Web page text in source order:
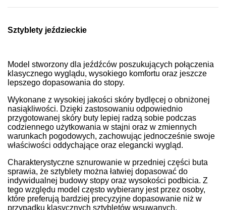
Sztyblety jeździeckie
Model stworzony dla jeźdźców poszukujących połączenia
klasycznego wyglądu, wysokiego komfortu oraz jeszcze
lepszego dopasowania do stopy.
Wykonane z wysokiej jakości skóry bydlęcej o obniżonej
nasiąkliwości. Dzięki zastosowaniu odpowiednio
przygotowanej skóry buty lepiej radzą sobie podczas
codziennego użytkowania w stajni oraz w zmiennych
warunkach pogodowych, zachowując jednocześnie swoje
właściwości oddychające oraz elegancki wygląd.
Charakterystyczne sznurowanie w przedniej części buta
sprawia, że sztyblety można łatwiej dopasować do
indywidualnej budowy stopy oraz wysokości podbicia. Z
tego względu model często wybierany jest przez osoby,
które preferują bardziej precyzyjne dopasowanie niż w
przypadku klasycznych sztybletów wsuwanych.